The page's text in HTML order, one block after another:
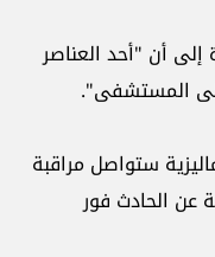
أن "أحد العناصر
المستشفى".
ستواصل مراقبة
عن الحادث فور